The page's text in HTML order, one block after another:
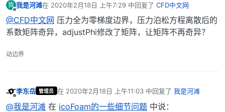
我 我是河滩在 2020年2月18日 上午7:29 中回复了 CFD中文网
最后由 编辑
@CFD中文网 压力全为零梯度边界，压力泊松方程离散后的
系数矩阵奇异，adjustPhi修改了矩阵，让矩阵不再奇异？
动边界
李东岳 管理员 在 2020年2月18日 上午11:03中回复了 我是河滩
最后由 编辑
@我是河滩 在 icoFoam的一些细节问题 中说：